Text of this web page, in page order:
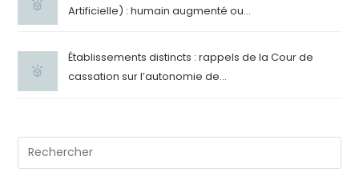
Artificielle) : humain augmenté ou...
Établissements distincts : rappels de la Cour de
cassation sur l’autonomie de...